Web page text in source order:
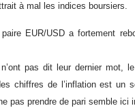
à mal les indices boursiers.
EUR/USD a fortement
n’ont pas dit leur dernier mot,
chiffres de l’inflation est un
pas prendre de pari semble ici